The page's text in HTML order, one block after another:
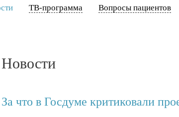
ТВ-программа Вопросы пациентов
Новости
За что в Госдуме критиковали